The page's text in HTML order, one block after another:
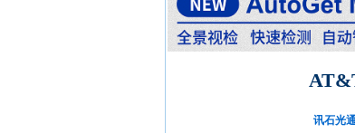
讯石光